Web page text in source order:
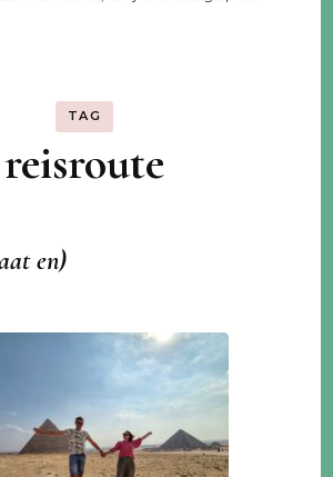
TAG
reisroute
en)